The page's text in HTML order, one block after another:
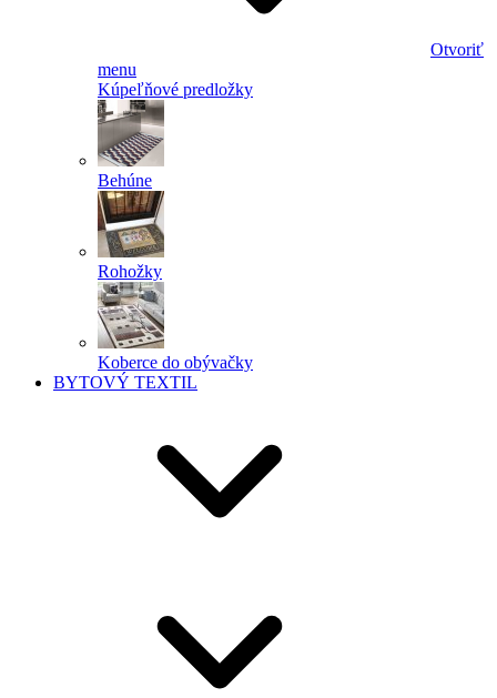
Otvoriť
menu
Kúpeľňové predložky
Behúne
Rohožky
Koberce do obývačky
BYTOVÝ TEXTIL